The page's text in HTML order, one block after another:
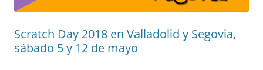
Scratch Day 2018 en Valladolid y Segovia,
sábado 5 y 12 de mayo